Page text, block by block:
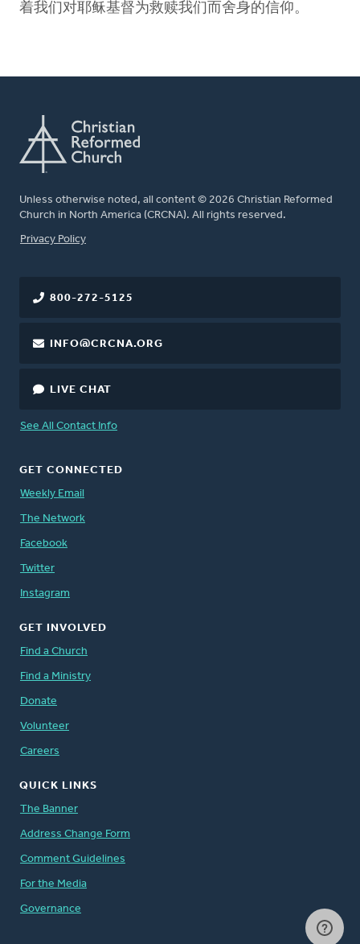
着我们对耶稣基督为救赎我们而舍身的信仰。
Unless otherwise noted, all content © 2026 Christian Reformed
Church in North America (CRCNA). All rights reserved.
FOOTER
Privacy Policy
800-272-5125
INFO@CRCNA.ORG
LIVE CHAT
See All Contact Info
GET CONNECTED
Weekly Email
The Network
Facebook
Twitter
Instagram
GET INVOLVED
Find a Church
Find a Ministry
Donate
Volunteer
Careers
QUICK LINKS
The Banner
Address Change Form
Comment Guidelines
For the Media
Governance